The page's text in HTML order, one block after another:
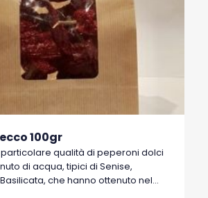
100gr
particolare qualità di peperoni dolci
di acqua, tipici di Senise,
che hanno ottenuto nel